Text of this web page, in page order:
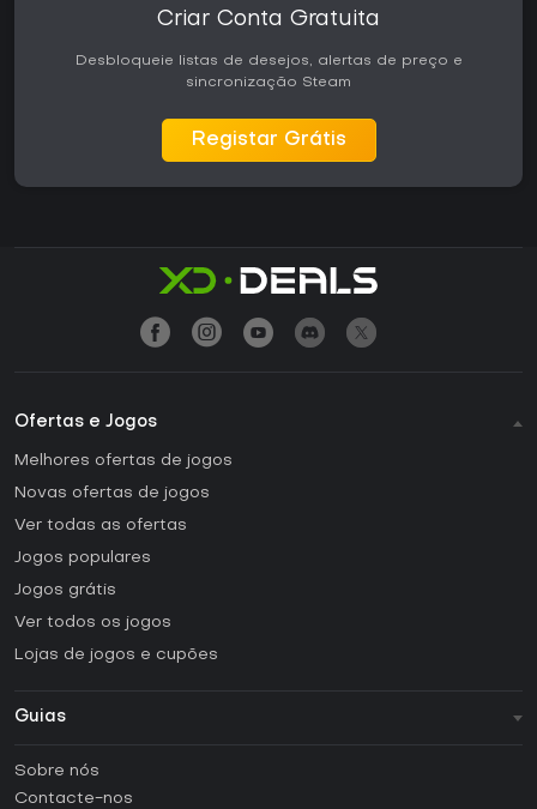
Criar Conta Gratuita
Desbloqueie listas de desejos, alertas de preço e
sincronização Steam
Registar Grátis
Ofertas e Jogos
Melhores ofertas de jogos
Novas ofertas de jogos
Ver todas as ofertas
Jogos populares
Jogos grátis
Ver todos os jogos
Lojas de jogos e cupões
Guias
Sobre nós
Contacte-nos